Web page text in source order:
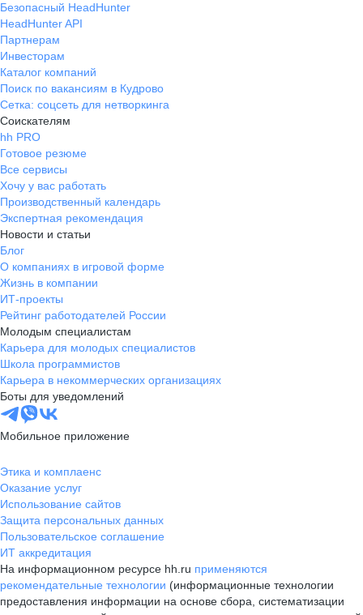
Безопасный HeadHunter
HeadHunter API
Партнерам
Инвесторам
Каталог компаний
Поиск по вакансиям в Кудрово
Сетка: соцсеть для нетворкинга
Соискателям
hh PRO
Готовое резюме
Все сервисы
Хочу у вас работать
Производственный календарь
Экспертная рекомендация
Новости и статьи
Блог
О компаниях в игровой форме
Жизнь в компании
ИТ-проекты
Рейтинг работодателей России
Молодым специалистам
Карьера для молодых специалистов
Школа программистов
Карьера в некоммерческих организациях
Боты для уведомлений
Мобильное приложение
Этика и комплаенс
Оказание услуг
Использование сайтов
Защита персональных данных
Пользовательское соглашение
ИТ аккредитация
На информационном ресурсе hh.ru применяются
рекомендательные технологии (информационные технологии
предоставления информации на основе сбора, систематизации